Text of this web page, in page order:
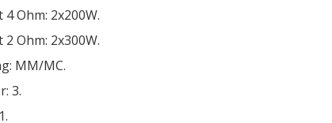
Ohm: 2x200W.
Ohm: 2x300W.
MM/MC.
3.